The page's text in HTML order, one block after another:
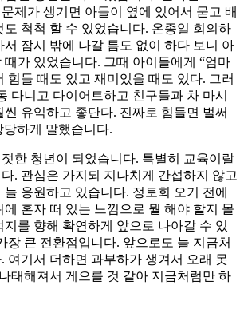
제가 생기면 아들이 옆에 있어서 묻고 배
도 척척 할 수 있었습니다. 온종일 회의하
서 잠시 밖에 나갈 틈도 없이 하다 보니 아
때가 있었습니다. 그때 아이들에게 “엄마
힘들 때도 있고 재미있을 때도 있다. 그러
다니고 다이어트하고 친구들과 차 마시
씬 유익하고 좋단다. 진짜로 힘들면 벌써
당하게 말했습니다.
한 청년이 되었습니다. 특별히 교육이랄
. 관심은 가지되 지나치게 간섭하지 않고
응원하고 있습니다. 정토회 오기 전에
에 혼자 떠 있는 느낌으로 뭘 해야 할지 몰
지를 향해 확연하게 앞으로 나아갈 수 있
장 큰 전환점입니다. 앞으로도 늘 지금처
여기서 더하면 과부하가 생겨서 오래 못
태해져서 게으를 것 같아 지금처럼만 하